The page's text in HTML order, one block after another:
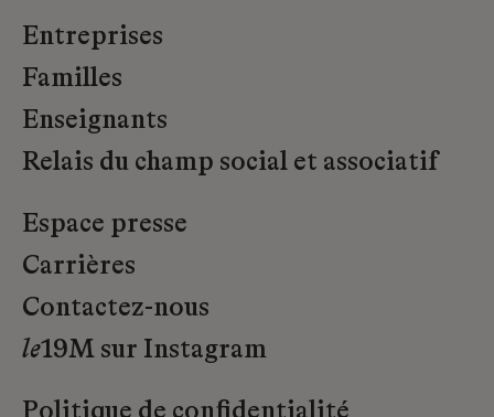
Entreprises
Familles
Enseignants
Relais du champ social et associatif
Espace presse
Carrières
Contactez-nous
le19M sur Instagram